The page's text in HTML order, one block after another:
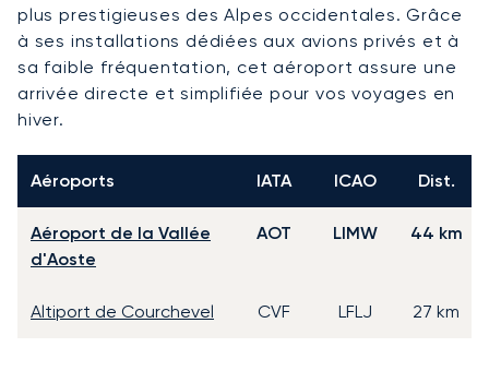
plus prestigieuses des Alpes occidentales. Grâce
à ses installations dédiées aux avions privés et à
sa faible fréquentation, cet aéroport assure une
arrivée directe et simplifiée pour vos voyages en
hiver.
Aéroports IATA ICAO Dist.
Aéroport de la Vallée
d'Aoste
AOT LIMW 44 km
Altiport de Courchevel CVF LFLJ 27 km